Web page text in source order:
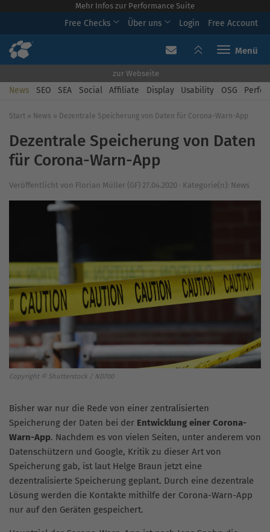
Mehr Infos zur Performance Suite
Free Checks Über uns Login Free Account
Toggle
zur Webseite
News SEO SEA Social Affiliate Display Usability OSG
Start » News » Dezentrale Speicherung von Daten für Corona-Warn-App
Dezentrale Speicherung von Daten
für Corona-Warn-App
Veröffentlicht von Florian Müller (GF) 27.04.2020 · Kategorie(n): News
Copyright © Shutterstock / ND700
Bisher war nur die Rede von einer zentralisierten
Speicherung der Daten bei der Entwicklung einer Corona-
Warn-App. Nachdem es von vielen Seiten, unter anderem von
Datenschützern und Google, Kritik zu dieser Art von
Speicherung gab, ist laut Helge Braun jetzt eine
dezentralisierte Speicherung geplant. Durch eine dezentrale
Lösung werden die Kontakte mithilfe der Corona-Warn-App
nur auf den Geräten gespeichert.